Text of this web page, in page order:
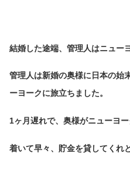
結婚した途端、管理人はニュー
管理人は新婚の奥様に日本の始
ーヨークに旅立ちました。
1ヶ月遅れで、奥様がニューヨー
着いて早々、貯金を貸してくれ